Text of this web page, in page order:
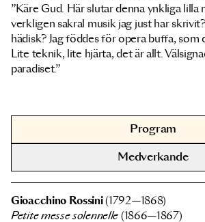
”Käre Gud. Här slutar denna ynkliga lilla
verkligen sakral musik jag just har
hädisk? Jag föddes för opera buffa, som
Lite teknik, lite hjärta, det är allt.
paradiset.”
Program
Medverkande
Gioacchino Rossini(1792—1868)
Petite messe solennelle (1866—1867)